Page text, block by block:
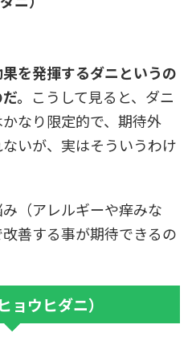
を発揮するダニというの
。 こうして見ると、ダニ
なり限定的で、期待外
いが、実はそういうわけ
（アレルギーや痒みな
善する事が期待できるの
ョウヒダニ）